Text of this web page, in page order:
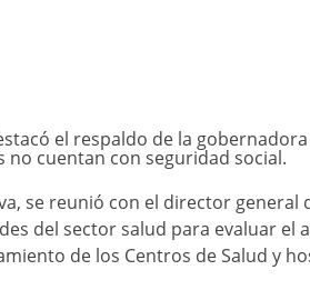
el respaldo de la
no cuentan con seguridad social.
se reunió con el director
del sector salud para evaluar el
de los Centros de Salud y